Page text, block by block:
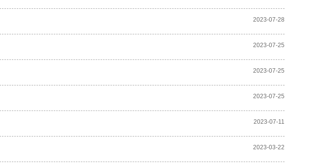
2023-07-28
2023-07-25
2023-07-25
2023-07-25
2023-07-11
2023-03-22